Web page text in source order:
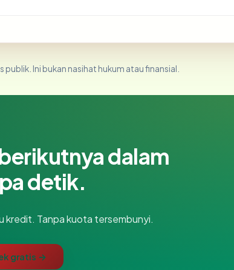
Ini bukan nasihat hukum atau finansial.
dalam
detik.
kredit. Tanpa kuota tersembunyi.
gratis →